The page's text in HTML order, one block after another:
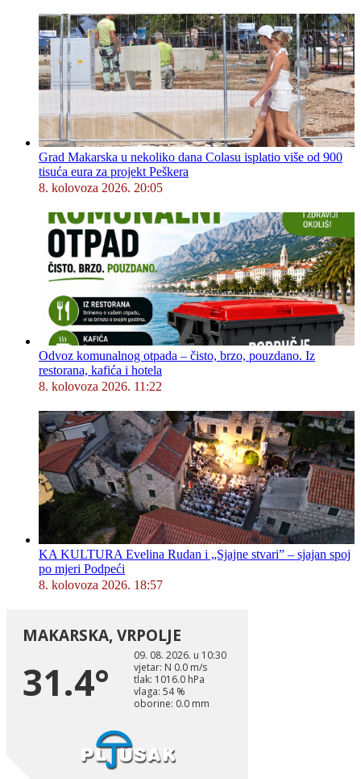
Grad Makarska u nekoliko dana Colasu isplatio više od 900
tisuća eura za projekt Peškera
8. kolovoza 2026. 20:05
Odvoz komunalnog otpada – čisto, brzo, pouzdano. Iz
restorana, kafića i hotela
8. kolovoza 2026. 11:22
KA KULTURA Evelina Rudan i „Sjajne stvari” – sjajan spoj
po mjeri Podpeći
8. kolovoza 2026. 18:57